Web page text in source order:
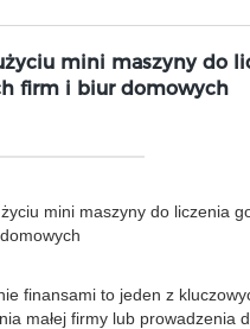
mini maszyny do
firm i biur domowych
mini maszyny do liczenia
finansami to jeden z
małej firmy lub prowadzenia